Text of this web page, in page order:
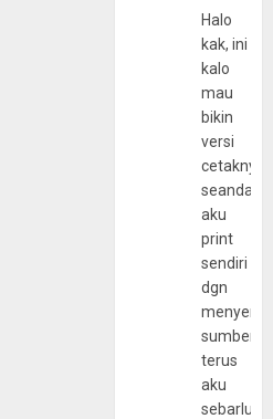
Halo
kak, ini
kalo
mau
bikin
versi
cetaknya
aku
print
sendiri
dgn
sumber
terus
aku